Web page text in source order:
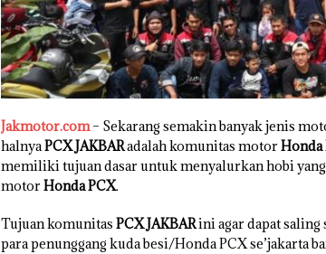
Jakmotor.com– Sekarang semakin banyak jenis
halnyaPCX JAKBARadalah komunitas motorHonda
memiliki tujuan dasar untuk menyalurkan hobi
motorHonda PCX.
Tujuan komunitas PCX JAKBARini agar dapat
para penunggang kuda besi/Honda PCX se’jakarta